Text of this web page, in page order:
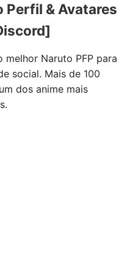
Perfil & Avatares
Naruto PFP para
social. Mais de 100
dos anime mais